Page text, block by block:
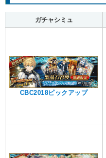
ガチャシミュ
CBC2018ピックアップ